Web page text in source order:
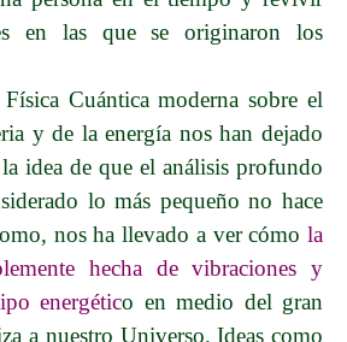
en las que se originaron los
Física Cuántica moderna sobre el
y de la energía nos han dejado
idea de que el análisis profundo
lo más pequeño no hace
nos ha llevado a ver cómo la
hecha de vibraciones y
energético en medio del gran
a nuestro Universo. Ideas como